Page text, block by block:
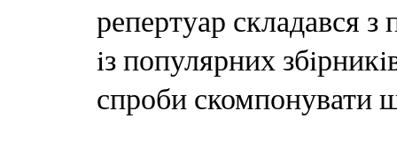
репертуар складався
iз популярних
спроби скомпонувати